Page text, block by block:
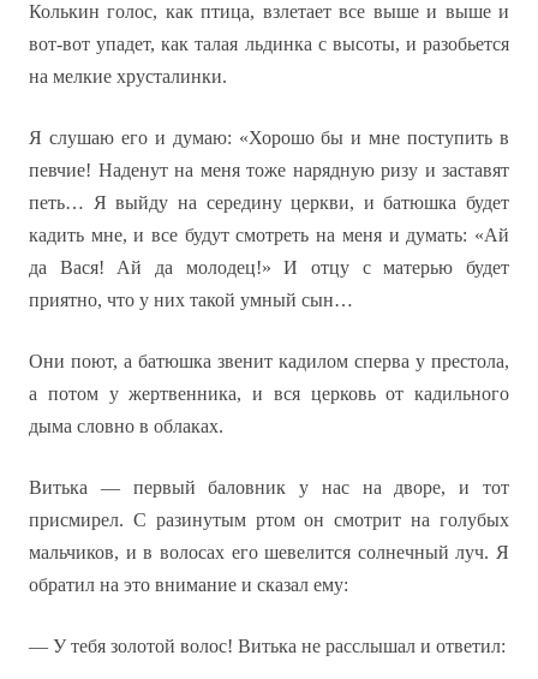
Колькин голос, как птица, взлетает все выше и выше и
вот-вот упадет, как талая льдинка с высоты, и разобьется
на мелкие хрусталинки.
Я слушаю его и думаю: «Хорошо бы и мне поступить в
певчие! Наденут на меня тоже нарядную ризу и заставят
петь… Я выйду на середину церкви, и батюшка будет
кадить мне, и все будут смотреть на меня и думать: «Ай
да Вася! Ай да молодец!» И отцу с матерью будет
приятно, что у них такой умный сын…
Они поют, а батюшка звенит кадилом сперва у престола,
а потом у жертвенника, и вся церковь от кадильного
дыма словно в облаках.
Витька — первый баловник у нас на дворе, и тот
присмирел. С разинутым ртом он смотрит на голубых
мальчиков, и в волосах его шевелится солнечный луч. Я
обратил на это внимание и сказал ему:
— У тебя золотой волос! Витька не расслышал и ответил: